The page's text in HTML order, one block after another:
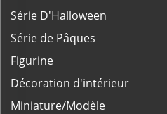
Série D'Halloween
Série de Pâques
Figurine
Décoration d'intérieur
Miniature/Modèle